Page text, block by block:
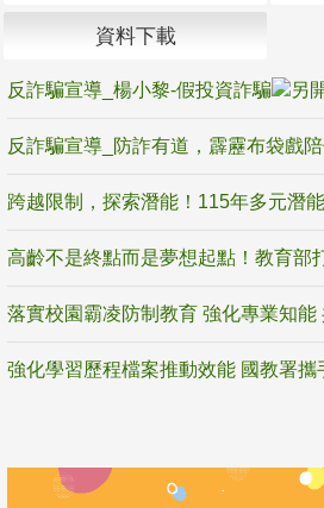
資料下載
反詐騙宣導_楊小黎-假投資詐騙
落實校園霸凌防制教育 強化專業知能